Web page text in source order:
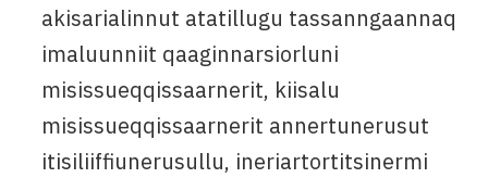
akisarialinnut atatillugu tassanngaannaq
imaluunniit qaaginnarsiorluni
misissueqqissaarnerit, kiisalu
misissueqqissaarnerit annertunerusut
itisiliiffiunerusullu, ineriartortitsinermi